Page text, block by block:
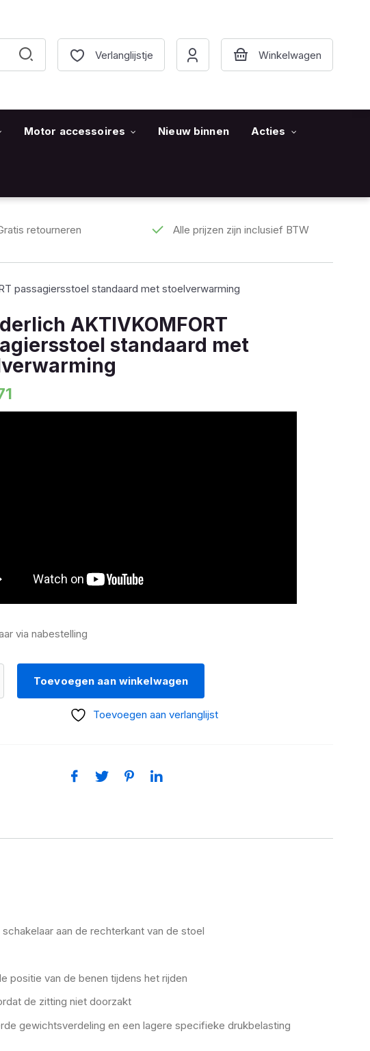
Verlanglijstje
Motor accessoires Nieuw binnen Acties
retourneren Alle prijzen zijn inclusief BTW
passagiersstoel standaard met stoelverwarming
AKTIVKOMFORT
standaard met
via nabestelling
Toevoegen aan winkelwagen
Toevoegen aan verlanglijst
aan de rechterkant van de stoel
positie van de benen tijdens het rijden
de zitting niet doorzakt
gewichtsverdeling en een lagere specifieke drukbelasting